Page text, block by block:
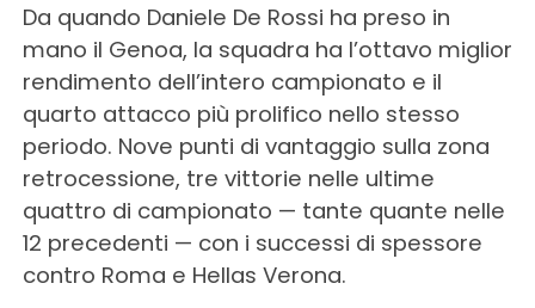
Da quando Daniele De Rossi ha preso in
mano il Genoa, la squadra ha l’ottavo miglior
rendimento dell’intero campionato e il
quarto attacco più prolifico nello stesso
periodo. Nove punti di vantaggio sulla zona
retrocessione, tre vittorie nelle ultime
quattro di campionato — tante quante nelle
12 precedenti — con i successi di spessore
contro Roma e Hellas Verona.